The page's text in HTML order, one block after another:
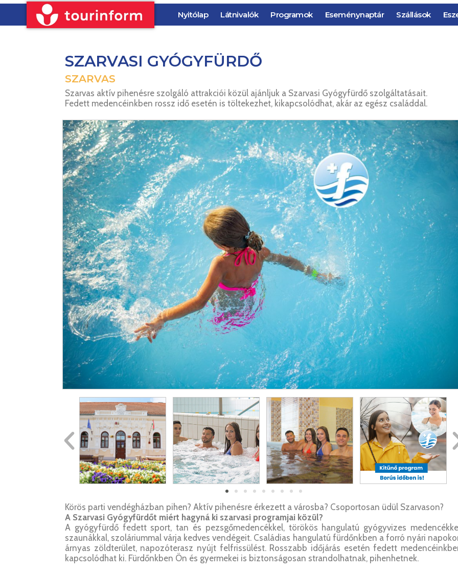
Nyitólap Látnivalók Programok Eseménynaptár Szállások
SZARVASI GYÓGYFÜRDŐ
SZARVAS
Szarvas aktív pihenésre szolgáló attrakciói közül ajánljuk a Szarvasi Gyógyfürdő szolgáltatásait.
Fedett medencéinkben rossz idő esetén is töltekezhet, kikapcsolódhat, akár az egész családdal.
Körös parti vendégházban pihen? Aktív pihenésre érkezett a városba? Csoportosan üdül Szarvason?
A Szarvasi Gyógyfürdőt miért hagyná ki szarvasi programjai közül?
A gyógyfürdő fedett sport, tan és pezsgőmedencékkel, törökös hangulatú gyógyvizes
szaunákkal, szoláriummal várja kedves vendégeit. Családias hangulatú fürdőnkben a forró nyári
árnyas zöldterület, napozóterasz nyújt felfrissülést. Rosszabb időjárás esetén fedett
kapcsolódhat ki. Fürdőnkben Ön és gyermekei is biztonságosan strandolhatnak, pihenhetnek.